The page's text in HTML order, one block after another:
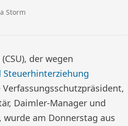
Storm
(CSU), der wegen
Daimler-Manager und
am Donnerstag aus